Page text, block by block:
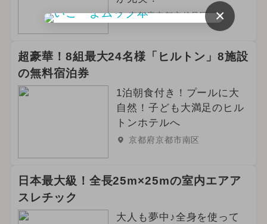
2025年5月のイベント
2026年3月のイベント
2024年5月のイベント
2025年2月のイベント
2026年2月のイベント クリスマス
2025年7月のイベント
2024年2月のイベント
京都府京都市伏見区
超豪華！8組最大24名様「ヒルトン」8施設
の無料宿泊券
1泊朝食付き！プールに大
自然！子ども大満足のヒル
トンホテルへ
京都府京都市南区
日本最大級！全長25m×25mの室内エアア
スレチック
大人も夢中♪全身を使って
×